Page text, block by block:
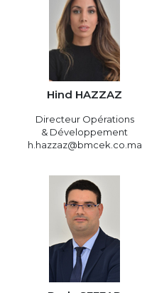
Hind HAZZAZ
Directeur Opérations
& Développement
h.hazzaz@bmcek.co.ma